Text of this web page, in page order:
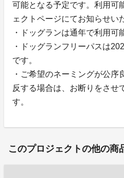
可能となる予定です。利用可
ェクトページにてお知らせい
・ドッグランは通年で利用可
・ドッグランフリーパスは
です。
・ご希望のネーミングが公序
反する場合は、お断りをさせ
す。
このプロジェクトの他の商